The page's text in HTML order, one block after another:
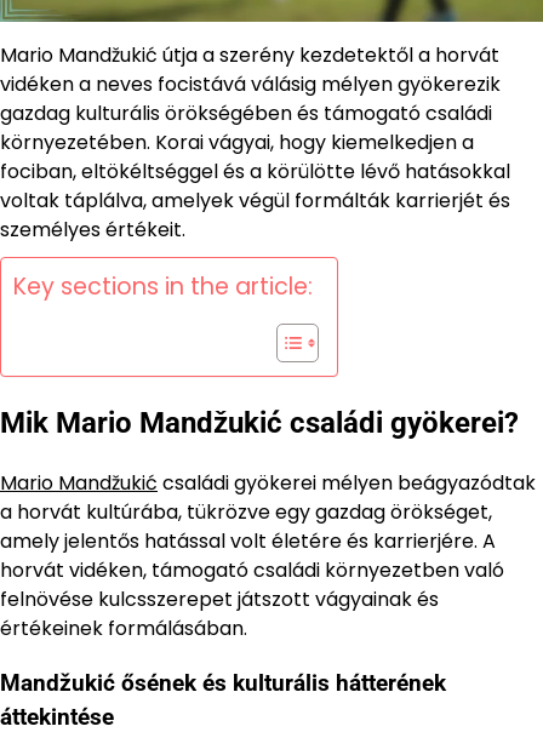
Mario Mandžukić útja a szerény kezdetektől a horvát
vidéken a neves focistává válásig mélyen gyökerezik
gazdag kulturális örökségében és támogató családi
környezetében. Korai vágyai, hogy kiemelkedjen a
fociban, eltökéltséggel és a körülötte lévő hatásokkal
voltak táplálva, amelyek végül formálták karrierjét és
személyes értékeit.
Key sections in the article:
Mik Mario Mandžukić családi gyökerei?
Mario Mandžukić családi gyökerei mélyen beágyazódtak
a horvát kultúrába, tükrözve egy gazdag örökséget,
amely jelentős hatással volt életére és karrierjére. A
horvát vidéken, támogató családi környezetben való
felnövése kulcsszerepet játszott vágyainak és
értékeinek formálásában.
Mandžukić ősének és kulturális hátterének
áttekintése